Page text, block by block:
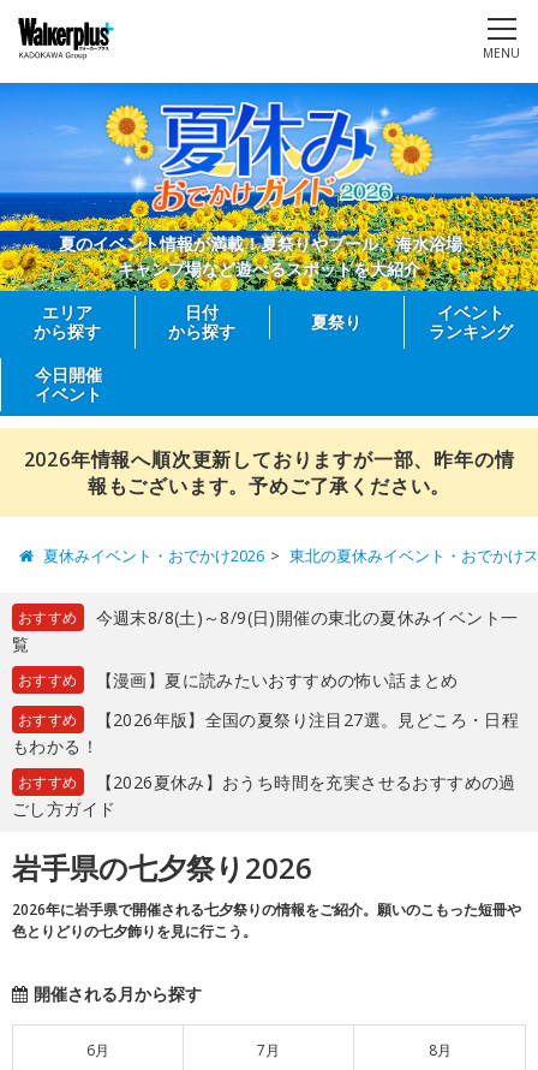
MENU
夏のイベント情報が満載！夏祭りやプール、海水浴場、
キャンプ場など遊べるスポットを大紹介
エリア
から探す
日付
から探す
夏祭り
イベント
ランキング
今日開催
イベント
2026年情報へ順次更新しておりますが一部、昨年の情
報もございます。予めご了承ください。
夏休みイベント・おでかけ2026 東北の夏休みイベント・おでかけ
おすすめ
今週末8/8(土)～8/9(日)開催の東北の夏休みイベント一
覧
おすすめ 【漫画】夏に読みたいおすすめの怖い話まとめ
おすすめ
【2026年版】全国の夏祭り注目27選。見どころ・日程
もわかる！
おすすめ
【2026夏休み】おうち時間を充実させるおすすめの過
ごし方ガイド
岩手県の七夕祭り2026
2026年に岩手県で開催される七夕祭りの情報をご紹介。願いのこもった短冊や
色とりどりの七夕飾りを見に行こう。
開催される月から探す
6月 7月 8月